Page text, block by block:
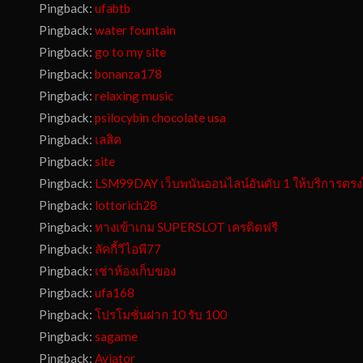
Pingback: ufabtb
Pingback: water fountain
Pingback: go to my site
Pingback: bonanza178
Pingback: relaxing music
Pingback: psilocybin chocolate usa
Pingback: เลสิค
Pingback: site
Pingback: LSM99DAY เว็บพนันออนไลน์อันดับ 1 ให้บริการต
Pingback: lottorich28
Pingback: ทางเข้าเกม SUPERSLOT เครดิตฟรี
Pingback: ลัคกี้วีไอพี77
Pingback: เช่าห้องเก็บของ
Pingback: ufa168
Pingback: โปรโมชั่นฝาก 10 รับ 100
Pingback: sagame
Pingback: Aviator